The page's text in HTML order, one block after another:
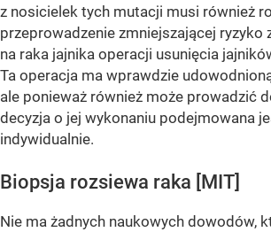
z nosicielek tych mutacji musi również
przeprowadzenie zmniejszającej ryzyko
na raka jajnika operacji usunięcia
Ta operacja ma wprawdzie
ale ponieważ również może prowadzić
decyzja o jej wykonaniu podejmowana
indywidualnie.
Biopsja rozsiewa raka [MIT]
Nie ma żadnych naukowych dowodów,